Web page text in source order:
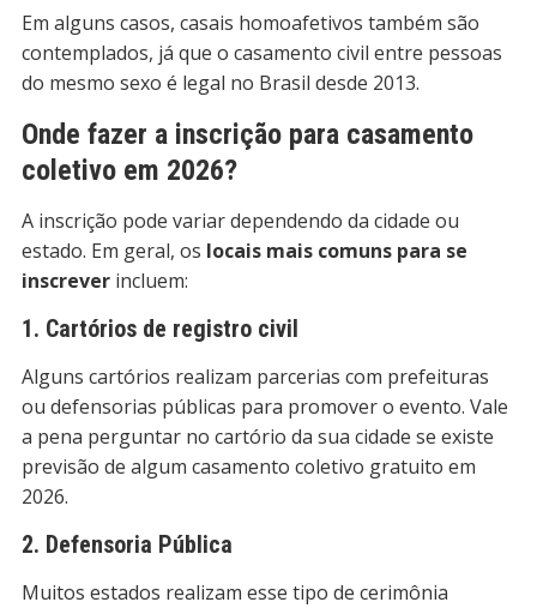
Em alguns casos, casais homoafetivos também são
contemplados, já que o casamento civil entre pessoas
do mesmo sexo é legal no Brasil desde 2013.
Onde fazer a inscrição para casamento
coletivo em 2026?
A inscrição pode variar dependendo da cidade ou
estado. Em geral, os locais mais comuns para se
inscreverincluem:
1. Cartórios de registro civil
Alguns cartórios realizam parcerias com prefeituras
ou defensorias públicas para promover o evento. Vale
a pena perguntar no cartório da sua cidade se existe
previsão de algum casamento coletivo gratuito em
2026.
2. Defensoria Pública
Muitos estados realizam esse tipo de cerimônia